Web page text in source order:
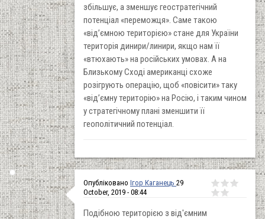
збільшує, а зменшує геостратегічний
потенціал «переможця». Саме такою
«від’ємною територією» стане для України
територія динири/линири, якщо нам її
«втюхають» на російських умовах. А на
Близькому Сході американці схоже
розігрують операцію, щоб «повісити» таку
«від’ємну територію» на Росію, і таким чином
у стратегічному плані зменшити її
геополітичний потенціал.
Опубліковано Ігор Каганець 29
October, 2019 - 08:44
Подібною територією з від'ємним